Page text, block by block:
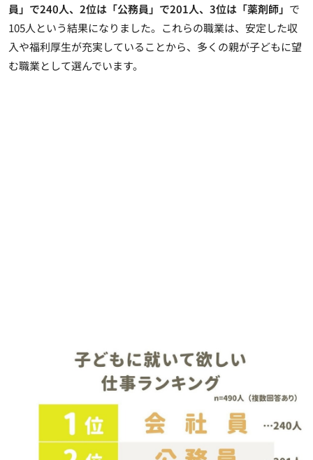
員」で240人、2位は「公務員」で201人、3位は「薬剤師」 で
105人という結果になりました。これらの職業は、安定した収
入や福利厚生が充実していることから、多くの親が子どもに望
む職業として選んでいます。